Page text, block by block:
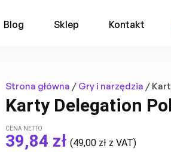
Blog Sklep Kontakt
Strona główna / Gry i narzędzia /
Karty Delegation
CENA NETTO
39,84 zł (49,00 zł z VAT)